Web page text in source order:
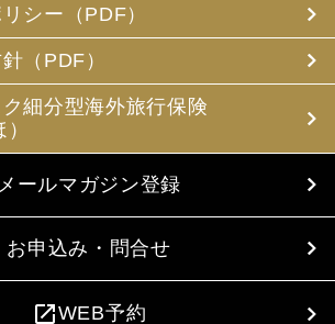
シー（PDF）
（PDF）
細分型海外旅行保険
メールマガジン登録
お申込み・問合せ
open_in_newWEB予約